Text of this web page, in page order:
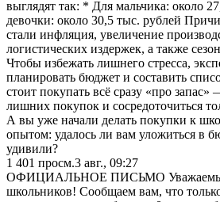
выглядят так: * Для мальчика: около
девочки: около 30,5 тыс. рублей
стали инфляция, увеличение
логистических издержек, а также
Чтобы избежать лишнего стресса,
планировать бюджет и составить
стоит покупать всё сразу «про запас»
лишних покупок и сосредоточиться
А вы уже начали делать покупки к
опытом: удалось ли вам уложиться в
удивили?
1 401 просм.3 авг., 09:27
ОФИЦИАЛЬНОЕ ПИСЬМО
школьников! Сообщаем вам, что